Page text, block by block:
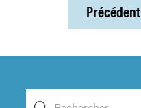
Précédent